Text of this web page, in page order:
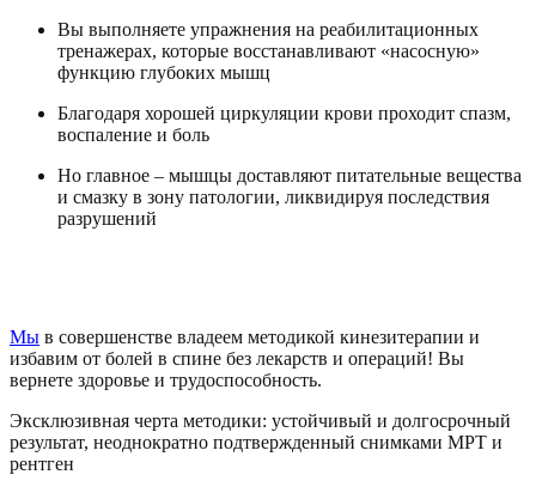
Вы выполняете упражнения на реабилитационных
тренажерах, которые восстанавливают «насосную»
функцию глубоких мышц
Благодаря хорошей циркуляции крови проходит спазм,
воспаление и боль
Но главное – мышцы доставляют питательные вещества
и смазку в зону патологии, ликвидируя последствия
разрушений
Мы в совершенстве владеем методикой кинезитерапии и
избавим от болей в спине без лекарств и операций! Вы
вернете здоровье и трудоспособность.
Эксклюзивная черта методики: устойчивый и долгосрочный
результат, неоднократно подтвержденный снимками МРТ и
рентген